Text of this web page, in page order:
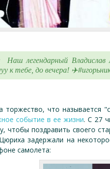
Наш легендарный
тебе, до вечера!
торжество, что называется
событие в ее жизни. С 27
поздравить своего
задержали на
самолета: